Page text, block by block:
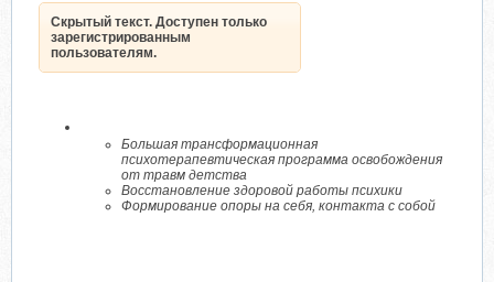
Скрытый текст. Доступен только
зарегистрированным
пользователям.
Большая трансформационная
психотерапевтическая программа освобождения
от травм детства
Восстановление здоровой работы психики
Формирование опоры на себя, контакта с собой